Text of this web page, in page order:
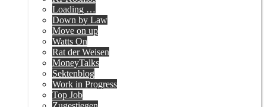
Loading …
Down by Law
Move on up
Watts On
Rat der Weisen
MoneyTalks
Sektenblog
Work in Progress
Top Job